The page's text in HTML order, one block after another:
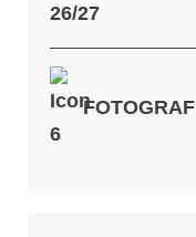
26/27
FOTOGRAF